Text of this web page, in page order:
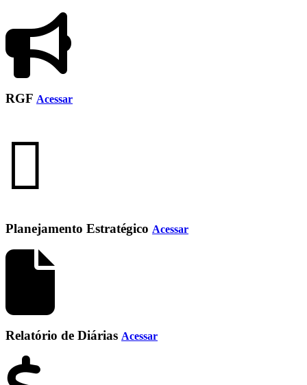
RGF Acessar
Planejamento Estratégico Acessar
Relatório de Diárias Acessar